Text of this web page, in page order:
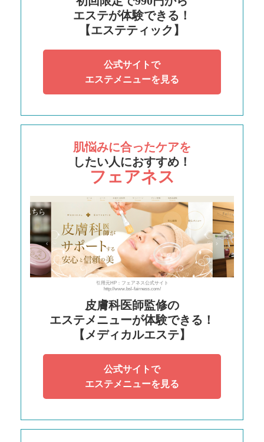
エステが体験できる！
【エステティック】
公式サイトで
エステメニューを見る
肌悩みに合ったケアを
したい人におすすめ！
フェアネス
引用元HP：フェアネス公式サイト
http://www.bsl-fairness.com/
皮膚科医師監修の
エステメニューが体験できる！
【メディカルエステ】
公式サイトで
エステメニューを見る